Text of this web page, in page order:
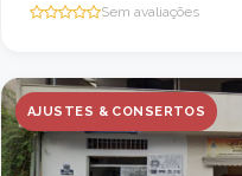
Sem avaliações
AJUSTES & CONSERTOS